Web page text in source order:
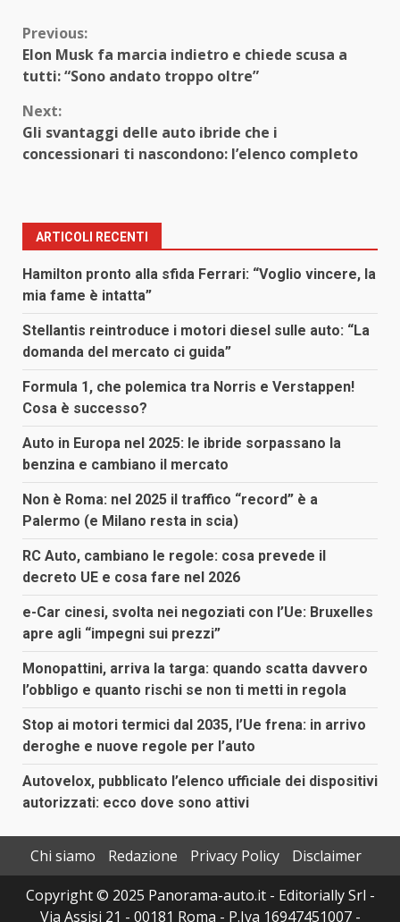
Continue
Reading
Previous:
Elon Musk fa marcia indietro e chiede scusa a
tutti: “Sono andato troppo oltre”
Next:
Gli svantaggi delle auto ibride che i
concessionari ti nascondono: l’elenco completo
ARTICOLI RECENTI
Hamilton pronto alla sfida Ferrari: “Voglio vincere, la
mia fame è intatta”
Stellantis reintroduce i motori diesel sulle auto: “La
domanda del mercato ci guida”
Formula 1, che polemica tra Norris e Verstappen!
Cosa è successo?
Auto in Europa nel 2025: le ibride sorpassano la
benzina e cambiano il mercato
Non è Roma: nel 2025 il traffico “record” è a
Palermo (e Milano resta in scia)
RC Auto, cambiano le regole: cosa prevede il
decreto UE e cosa fare nel 2026
e-Car cinesi, svolta nei negoziati con l’Ue: Bruxelles
apre agli “impegni sui prezzi”
Monopattini, arriva la targa: quando scatta davvero
l’obbligo e quanto rischi se non ti metti in regola
Stop ai motori termici dal 2035, l’Ue frena: in arrivo
deroghe e nuove regole per l’auto
Autovelox, pubblicato l’elenco ufficiale dei dispositivi
autorizzati: ecco dove sono attivi
Chi siamo Redazione Privacy Policy
Disclaimer
Copyright © 2025 Panorama-auto.it - Editorially Srl -
Via Assisi 21 - 00181 Roma - P.Iva 16947451007 -